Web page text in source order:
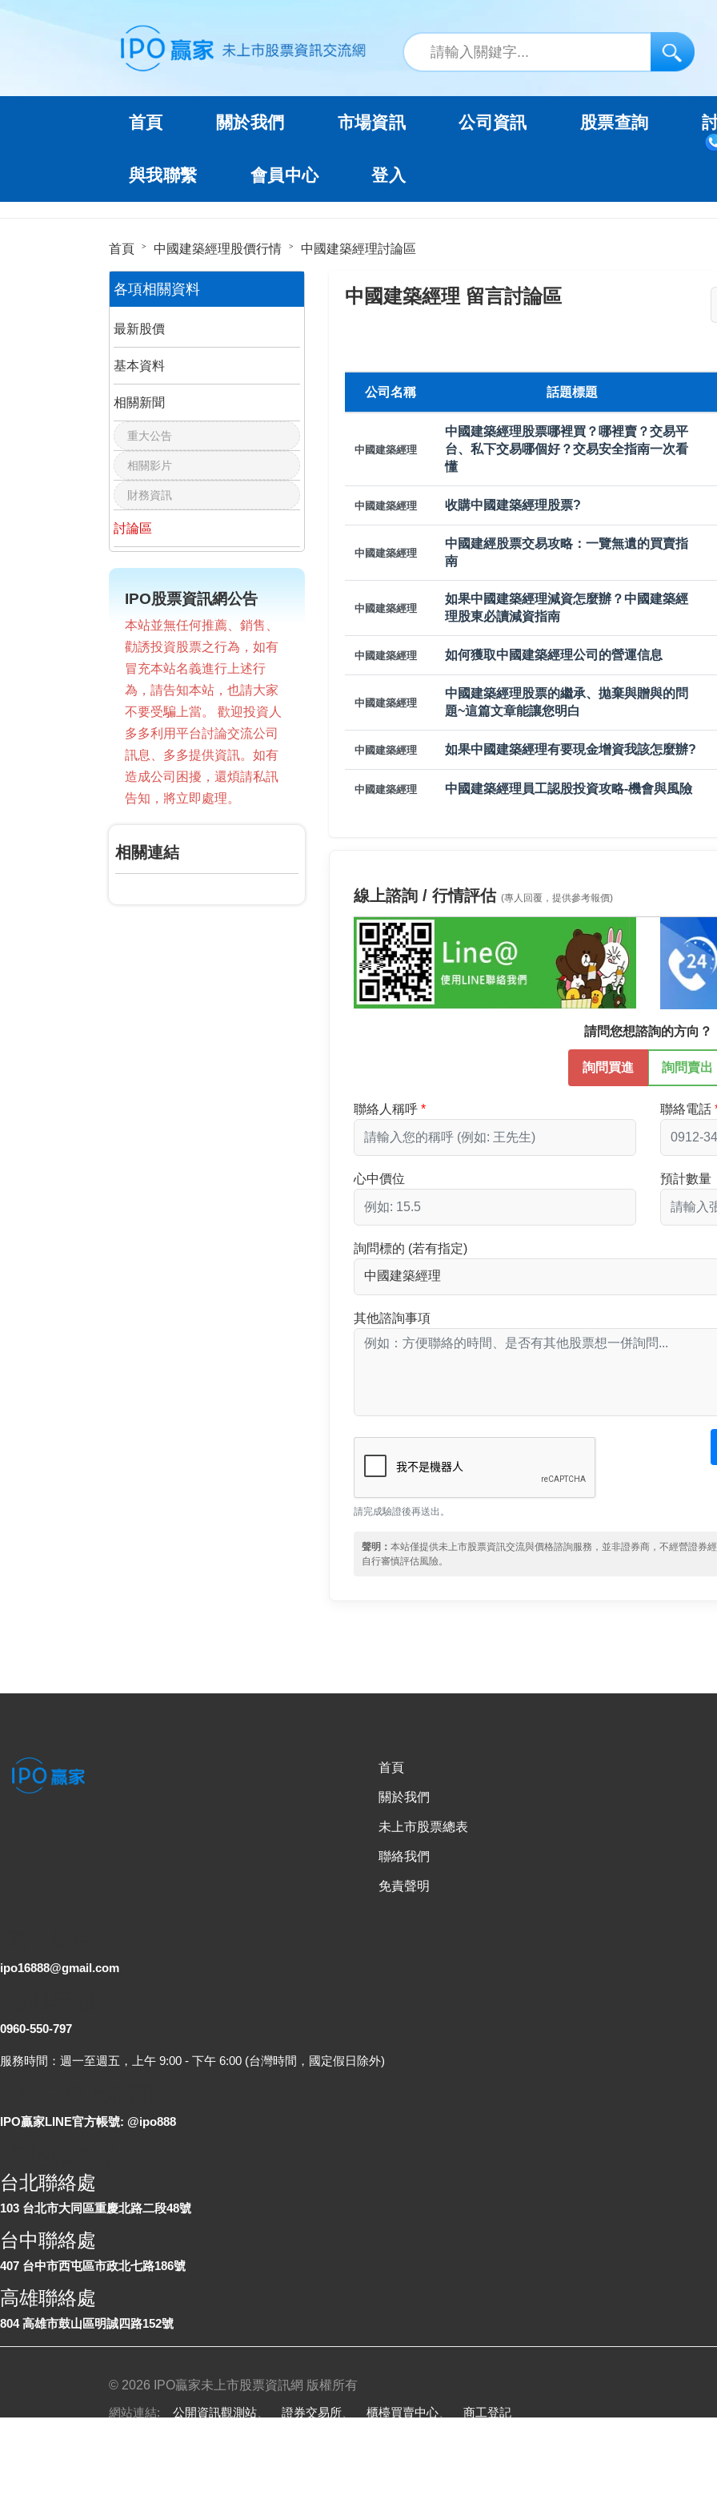
首頁 關於我們 市場資訊 公司資訊 股票查詢
與我聯繫 會員中心 登入
首頁 中國建築經理股價行情 中國建築經理討論區
各項相關資料
最新股價
基本資料
相關新聞
重大公告
相關影片
財務資訊
討論區
IPO股票資訊網公告
本站並無任何推薦、銷售、
勸誘投資股票之行為，如有
冒充本站名義進行上述行
為，請告知本站，也請大家
不要受騙上當。 歡迎投資人
多多利用平台討論交流公司
訊息、多多提供資訊。如有
造成公司困擾，還煩請私訊
告知，將立即處理。
相關連結
中國建築經理 留言討論區
公司名稱 話題標題
中國建築經理
中國建築經理股票哪裡買？哪裡賣？交易平
台、私下交易哪個好？交易安全指南一次看
懂
中國建築經理 收購中國建築經理股票?
中國建築經理
中國建經股票交易攻略：一覽無遺的買賣指
南
中國建築經理
如果中國建築經理減資怎麼辦？中國建築經
理股東必讀減資指南
中國建築經理 如何獲取中國建築經理公司的營運信息
中國建築經理
中國建築經理股票的繼承、拋棄與贈與的問
題~這篇文章能讓您明白
中國建築經理 如果中國建築經理有要現金增資我該怎麼辦?
中國建築經理 中國建築經理員工認股投資攻略-機會與風險
線上諮詢 / 行情評估(專人回覆，提供參考報價)
請問您想諮詢的方向？
詢問買進 詢問賣出
聯絡人稱呼 聯絡電話
心中價位 預計數量
詢問標的 (若有指定)
其他諮詢事項
請完成驗證後再送出。
聲明：本站僅提供未上市股票資訊交流與價格諮詢服務，並非證券商，不經營證券
自行審慎評估風險。
首頁
關於我們
未上市股票總表
聯絡我們
免責聲明
ipo16888@gmail.com
0960-550-797
服務時間：週一至週五，上午 9:00 - 下午 6:00 (台灣時間，國定假日除外)
IPO贏家LINE官方帳號: @ipo888
台北聯絡處
103 台北市大同區重慶北路二段48號
台中聯絡處
407 台中市西屯區市政北七路186號
高雄聯絡處
804 高雄市鼓山區明誠四路152號
© 2026 IPO贏家未上市股票資訊網 版權所有
網站連結: 公開資訊觀測站、 證券交易所、 櫃檯買賣中心、 商工登記